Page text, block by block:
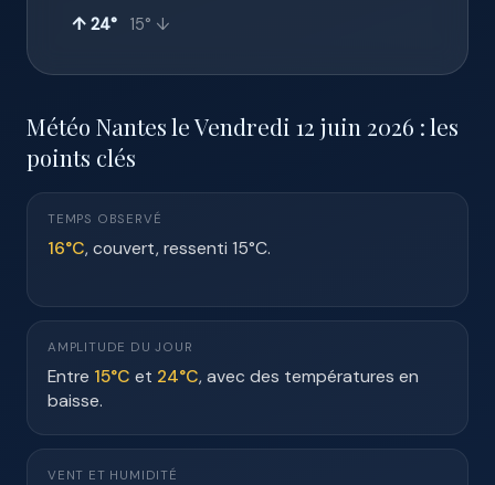
↑ 24° 15° ↓
Météo Nantes le Vendredi 12 juin 2026 : les
points clés
TEMPS OBSERVÉ
16°C, couvert, ressenti 15°C.
AMPLITUDE DU JOUR
Entre 15°C et 24°C, avec des températures en
baisse.
VENT ET HUMIDITÉ